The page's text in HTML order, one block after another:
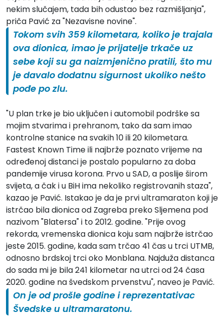
nekim slučajem, tada bih odustao bez razmišljanja",
priča Pavić za "Nezavisne novine".
Tokom svih 359 kilometara, koliko je trajala
ova dionica, imao je prijatelje trkače uz
sebe koji su ga naizmjenično pratili, što mu
je davalo dodatnu sigurnost ukoliko nešto
pođe po zlu.
"U plan trke je bio uključen i automobil podrške sa
mojim stvarima i prehranom, tako da sam imao
kontrolne stanice na svakih 10 ili 20 kilometara.
Fastest Known Time ili najbrže poznato vrijeme na
određenoj distanci je postalo popularno za doba
pandemije virusa korona. Prvo u SAD, a poslije širom
svijeta, a čak i u BiH ima nekoliko registrovanih staza",
kazao je Pavić. Istakao je da je prvi ultramaraton koji je
istrčao bila dionica od Zagreba preko Sljemena pod
nazivom "Blatersa" i to 2012. godine. "Prije ovog
rekorda, vremenska dionica koju sam najbrže istrčao
jeste 2015. godine, kada sam trčao 41 čas u trci UTMB,
odnosno brdskoj trci oko Monblana. Najduža distanca
do sada mi je bila 241 kilometar na utrci od 24 časa
2020. godine na švedskom prvenstvu", naveo je Pavić.
On je od prošle godine i reprezentativac
Švedske u ultramaratonu.